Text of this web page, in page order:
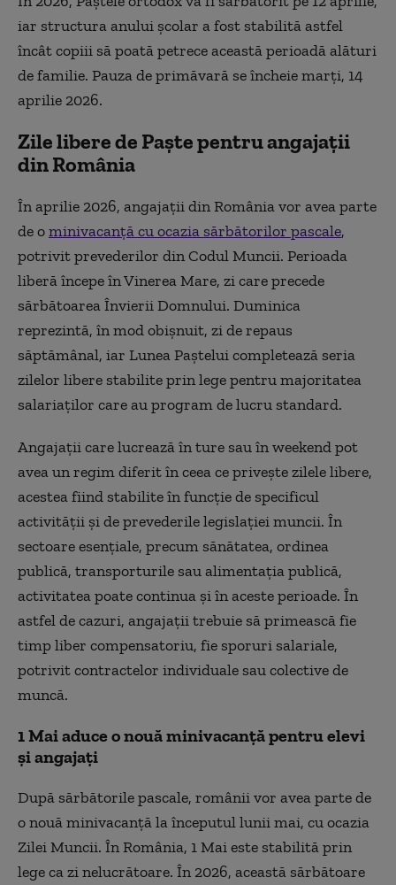
iar structura anului școlar a fost stabilită astfel
încât copiii să poată petrece această perioadă alături
de familie. Pauza de primăvară se încheie marți, 14
aprilie 2026.
Zile libere de Paște pentru angajații
din România
În aprilie 2026, angajații din România vor avea parte
de ominivacanță cu ocazia sărbătorilor pascale,
potrivit prevederilor din Codul Muncii. Perioada
liberă începe în Vinerea Mare, zi care precede
sărbătoarea Învierii Domnului. Duminica
reprezintă, în mod obișnuit, zi de repaus
săptămânal, iar Lunea Paștelui completează seria
zilelor libere stabilite prin lege pentru majoritatea
salariaților care au program de lucru standard.
Angajații care lucrează în ture sau în weekend pot
avea un regim diferit în ceea ce privește zilele libere,
acestea fiind stabilite în funcție de specificul
activității și de prevederile legislației muncii. În
sectoare esențiale, precum sănătatea, ordinea
publică, transporturile sau alimentația publică,
activitatea poate continua și în aceste perioade. În
astfel de cazuri, angajații trebuie să primească fie
timp liber compensatoriu, fie sporuri salariale,
potrivit contractelor individuale sau colective de
muncă.
1 Mai aduce o nouă minivacanță pentru elevi
și angajați
După sărbătorile pascale, românii vor avea parte de
o nouă minivacanță la începutul lunii mai, cu ocazia
Zilei Muncii. În România, 1 Mai este stabilită prin
lege ca zi nelucrătoare. În 2026, această sărbătoare